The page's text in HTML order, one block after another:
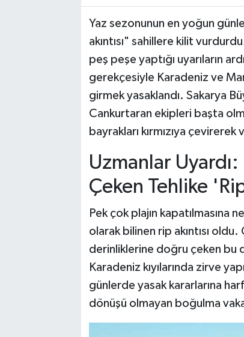
Yaz sezonunun en yoğun
akıntısı" sahillere kilit
peş peşe yaptığı uyarıların
gerekçesiyle Karadeniz ve
girmek yasaklandı. Sakarya
Cankurtaran ekipleri başta
bayrakları kırmızıya çevirerek
Uzmanlar
Çeken Tehlike 'Rip
Pek çok plajın kapatılmasına
olarak bilinen rip akıntısı
derinliklerine doğru çeken bu
Karadeniz kıyılarında zirve
günlerde yasak kararlarına
dönüşü olmayan boğulma